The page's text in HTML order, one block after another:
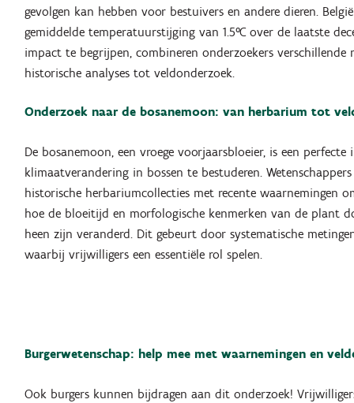
gevolgen kan hebben voor bestuivers en andere dieren.
gemiddelde temperatuurstijging van 1.5°C over de laatste
impact te begrijpen, combineren onderzoekers verschillende
historische analyses tot veldonderzoek.
Onderzoek naar de bosanemoon: van herbarium tot
De bosanemoon, een vroege voorjaarsbloeier, is een
klimaatverandering in bossen te bestuderen.
historische herbariumcollecties met recente waarnemingen
hoe de bloeitijd en morfologische kenmerken van de plant
heen zijn veranderd. Dit gebeurt door systematische
waarbij vrijwilligers een essentiële rol spelen.
Burgerwetenschap: help mee met waarnemingen en
Ook burgers kunnen bijdragen aan dit onderzoek!